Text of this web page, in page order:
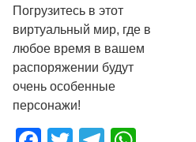
Погрузитесь в этот
виртуальный мир, где в
любое время в вашем
распоряжении будут
очень особенные
персонажи!